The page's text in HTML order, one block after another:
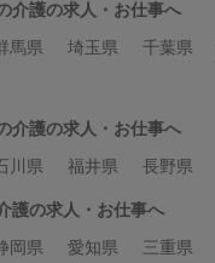
介護の求人・お仕事へ
馬県 埼玉県 千葉県
介護の求人・お仕事へ
川県 福井県 長野県
護の求人・お仕事へ
岡県 愛知県 三重県